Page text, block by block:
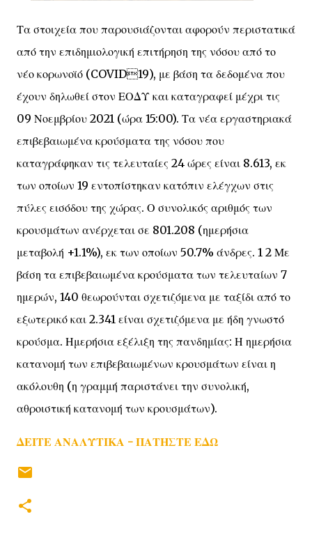
Τα στοιχεία που παρουσιάζονται αφορούν περιστατικά
από την επιδημιολογική επιτήρηση της νόσου από το
νέο κορωνοϊό (COVID19), με βάση τα δεδομένα που
έχουν δηλωθεί στον ΕΟΔΥ και καταγραφεί μέχρι τις
09 Νοεμβρίου 2021 (ώρα 15:00). Τα νέα εργαστηριακά
επιβεβαιωμένα κρούσματα της νόσου που
καταγράφηκαν τις τελευταίες 24 ώρες είναι 8.613, εκ
των οποίων 19 εντοπίστηκαν κατόπιν ελέγχων στις
πύλες εισόδου της χώρας. Ο συνολικός αριθμός των
κρουσμάτων ανέρχεται σε 801.208 (ημερήσια
μεταβολή +1.1%), εκ των οποίων 50.7% άνδρες. 1 2 Με
βάση τα επιβεβαιωμένα κρούσματα των τελευταίων 7
ημερών, 140 θεωρούνται σχετιζόμενα με ταξίδι από το
εξωτερικό και 2.341 είναι σχετιζόμενα με ήδη γνωστό
κρούσμα. Ημερήσια εξέλιξη της πανδημίας: Η ημερήσια
κατανομή των επιβεβαιωμένων κρουσμάτων είναι η
ακόλουθη (η γραμμή παριστάνει την συνολική,
αθροιστική κατανομή των κρουσμάτων).
ΔΕΙΤΕ ΑΝΑΛΥΤΙΚΑ - ΠΑΤΗΣΤΕ ΕΔΩ